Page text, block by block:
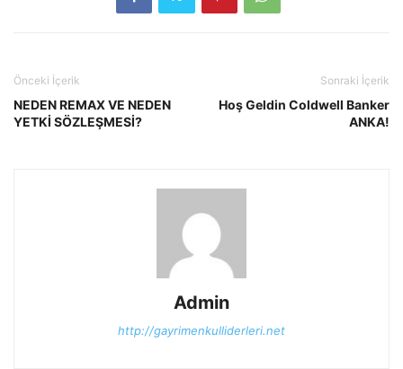
Önceki İçerik
NEDEN REMAX VE NEDEN
YETKİ SÖZLEŞMESİ?
Sonraki İçerik
Hoş Geldin Coldwell Banker
ANKA!
Admin
http://gayrimenkulliderleri.net